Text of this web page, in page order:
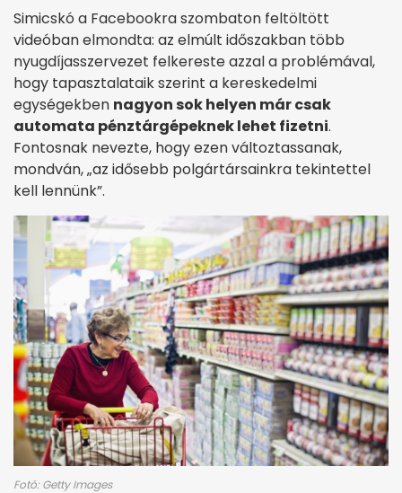
Simicskó a Facebookra szombaton feltöltött
videóban elmondta: az elmúlt időszakban több
nyugdíjasszervezet felkereste azzal a problémával,
hogy tapasztalataik szerint a kereskedelmi
egységekben nagyon sok helyen már csak
automata pénztárgépeknek lehet fizetni.
Fontosnak nevezte, hogy ezen változtassanak,
mondván, „az idősebb polgártársainkra tekintettel
kell lennünk”.
Fotó: Getty Images